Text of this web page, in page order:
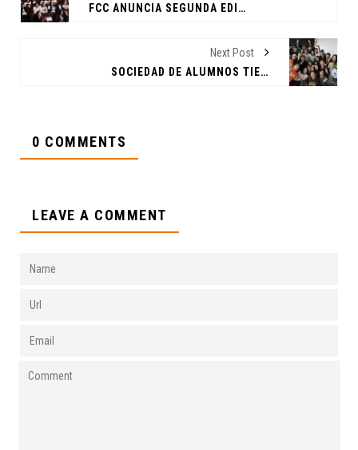
FCC ANUNCIA SEGUNDA EDICIÓN DE CLICK: EL MENSAJE A TU ALCANCE
Next Post
SOCIEDAD DE ALUMNOS TIENE NUEVAS INSTALACIONES EN FCC
0 COMMENTS
LEAVE A COMMENT